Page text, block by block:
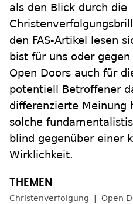
als den Blick durch die
den FAS-Artikel lesen
bist für uns oder
Open Doors auch für
potentiell Betroffener
differenzierte Meinung
solche
blind gegenüber einer
Wirklichkeit.
Christenverfolgung Open